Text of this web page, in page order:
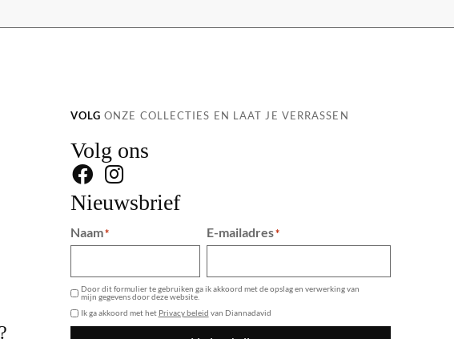
VOLG ONZE COLLECTIES EN LAAT JE VERRASSEN
Volg ons
Nieuwsbrief
Naam* E-mailadres*
Door dit formulier te gebruiken ga ik akkoord met de opslag en verwerking van
mijn gegevens door deze website.
Ik ga akkoord met het Privacy beleid van Diannadavid